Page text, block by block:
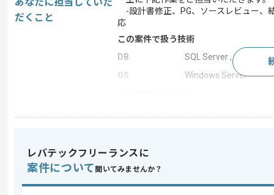
だくこと
-設計書修正、PG、ソースレビュー、
応
この案件で扱う技術
DB
SQL Server , Oracle
OS
Windows Server
スキル
求めるスキル
・SQLを用いた開発経験
レバテックフリーランスに
案件について 聞いてみませんか？